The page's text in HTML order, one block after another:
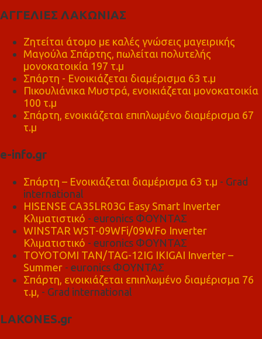
ΑΓΓΕΛΙΕΣ ΛΑΚΩΝΙΑΣ
Ζητείται άτομο με καλές γνώσεις μαγειρικής
Μαγούλα Σπάρτης, πωλείται πολυτελής
μονοκατοικία 197 τ.μ
Σπάρτη - Ενοικιάζεται διαμέρισμα 63 τ.μ
Πικουλιάνικα Μυστρά, ενοικιάζεται μονοκατοικία
100 τ.μ
Σπάρτη, ενοικιάζεται επιπλωμένο διαμέρισμα 67
τ.μ
e-info.gr
Σπάρτη – Ενοικιάζεται διαμέρισμα 63 τ.μ - Grad
international
HISENSE CA35LR03G Easy Smart Inverter
Κλιματιστικό - euronics ΦΟΥΝΤΑΣ
WINSTAR WST-09WFi/09WFo Inverter
Κλιματιστικό - euronics ΦΟΥΝΤΑΣ
TOYOTOMI TAN/TAG-12IG IKIGAI Inverter –
Summer - euronics ΦΟΥΝΤΑΣ
Σπάρτη, ενοικιάζεται επιπλωμένο διαμέρισμα 76
τ.μ, - Grad international
LAKONES.gr